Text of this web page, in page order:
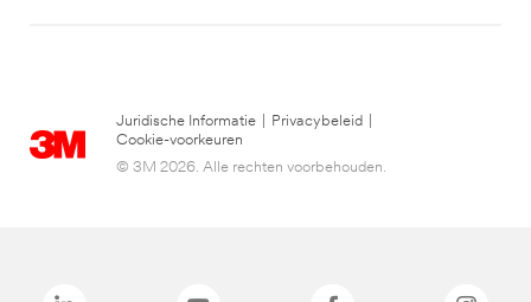
Juridische Informatie Privacybeleid
Cookie-voorkeuren
© 3M 2026. Alle rechten voorbehouden.